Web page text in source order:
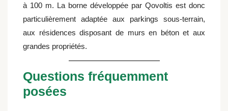
à 100 m. La borne développée par Qovoltis est donc
particulièrement adaptée aux parkings sous-terrain,
aux résidences disposant de murs en béton et aux
grandes propriétés.
Questions fréquemment
posées